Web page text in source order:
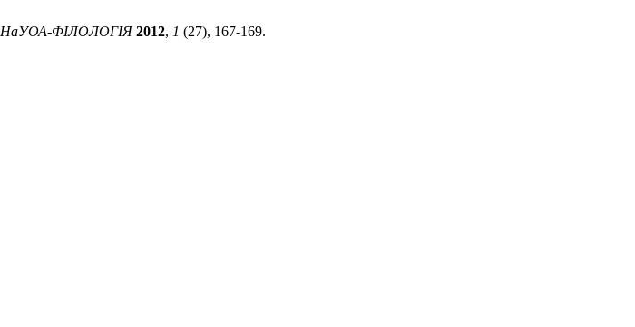
НаУОА-ФІЛОЛОГІЯ 2012, 1 (27), 167-169.